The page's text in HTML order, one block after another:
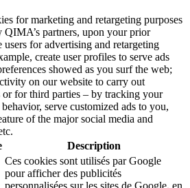
for marketing and retargeting purposes
QIMA’s partners, upon your prior
for advertising and retargeting
create user profiles to serve ads
showed as you surf the web;
on our website to carry out
or for third parties – by tracking your
serve customized ads to you,
of the major social media and
Description
Ces cookies sont utilisés par Google
pour afficher des publicités
personnalisées sur les sites de Google, en